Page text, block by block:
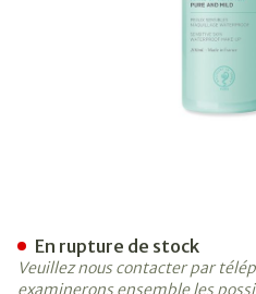
En rupture de stock
Veuillez nous contacter par
examinerons ensemble les